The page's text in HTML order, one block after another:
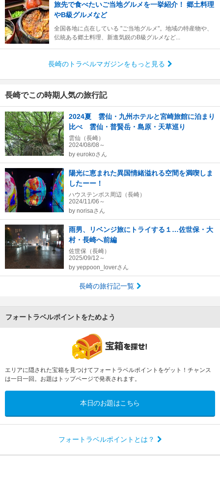
旅先で食べたいご当地グルメを一挙紹介！ 郷土料理
やB級グルメなど
全国各地に点在している "ご当地グルメ"。地域の特産物や、
伝統ある郷土料理、新進気鋭のB級グルメなど...
長崎のトラベルマガジンをもっと見る
長崎でこの時期人気の旅行記
2024夏 雲仙・九州ホテルと宮崎旅館に泊まり
比べ 雲仙・普賢岳・島原・天草巡り
雲仙（長崎）
2024/08/08～
by eurokoさん
陽光に恵まれた異国情緒溢れる空間を満喫しま
したーー！
ハウステンボス周辺（長崎）
2024/11/06～
by norisaさん
雨男、リベンジ旅にトライする１…佐世保・大
村・長崎へ前編
佐世保（長崎）
2025/09/12～
by yeppoon_loverさん
長崎の旅行記一覧
フォートラベルポイントをためよう
エリアに隠された宝箱を見つけてフォートラベルポイントをゲット！チャンス
は一日一回。お題はトップページで発表されます。
本日のお題はこちら
フォートラベルポイントとは？